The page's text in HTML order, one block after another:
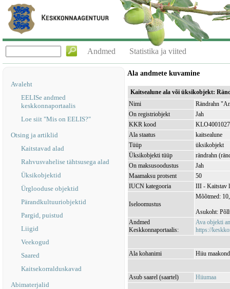
Andmed Statistika ja viited
Avaleht
EELISe andmed
keskkonnaportaalis
Loe siit "Mis on EELIS?"
Otsing ja artiklid
Kaitstavad alad
Rahvusvahelise tähtsusega alad
Üksikobjektid
Ürglooduse objektid
Pärandkultuuriobjektid
Pargid, puistud
Liigid
Veekogud
Saared
Kaitsekorralduskavad
Abimaterjalid
Ala andmete kuvamine
Kaitsealune ala või üksikobjekt:
Nimi
Rändrahn
On registriobjekt
Jah
KKR kood
KLO4001027
Ala staatus
kaitsealune
Tüüp
üksikobjekt
Üksikobjekti tüüp
rändrahn
On maksusoodustus
Jah
Maamaksu protsent
50
IUCN kategooria
III - Kaitstav
Iseloomustus
Mõõtmed:
Asukoht:
Andmed
Keskkonnaportaalis:
Ava objekti
https://
Ala kohanimi Hiiu
Asub saarel (saartel) Hiiumaa